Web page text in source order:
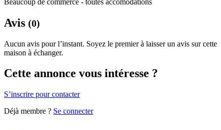
Avis (0)
Aucun avis pour l’instant. Soyez le premier à laisser un avis sur cette
maison à échanger.
Cette annonce vous intéresse ?
S’inscrire pour contacter
Déjà membre ? Se connecter